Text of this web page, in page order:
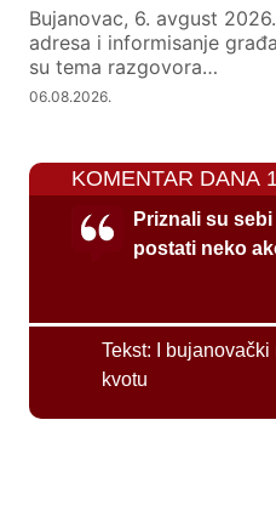
Bujanovac, 6. avgust
adresa i informisanje
su tema razgovora…
06.08.2026.
KOMENTAR DANA
Priznali su
postati neko
Tekst:
I
kvotu